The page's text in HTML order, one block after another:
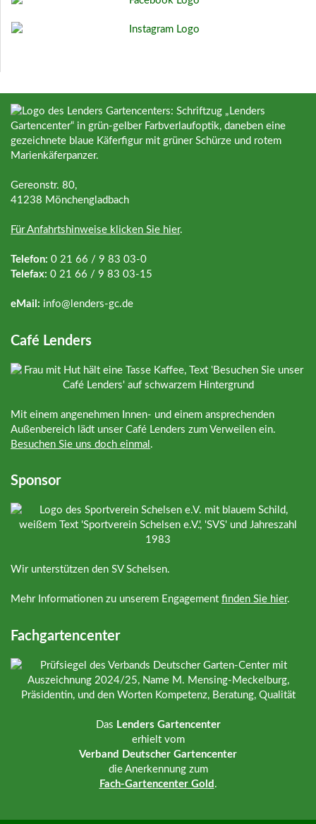
Gereonstr. 80,
41238 Mönchengladbach
Für Anfahrtshinweise klicken Sie hier.
Telefon: 0 21 66 / 9 83 03-0
Telefax: 0 21 66 / 9 83 03-15
eMail: info@ lenders-gc.de
Café Lenders
Mit einem angenehmen Innen- und einem ansprechenden
Außenbereich lädt unser Café Lenders zum Verweilen ein.
Besuchen Sie uns doch einmal .
Sponsor
Wir unterstützen den SV Schelsen.
Mehr Informationen zu unserem Engagement finden Sie hier.
Fachgartencenter
Das Lenders Gartencenter
erhielt vom
Verband Deutscher Gartencenter
die Anerkennung zum
Fach-Gartencenter Gold .